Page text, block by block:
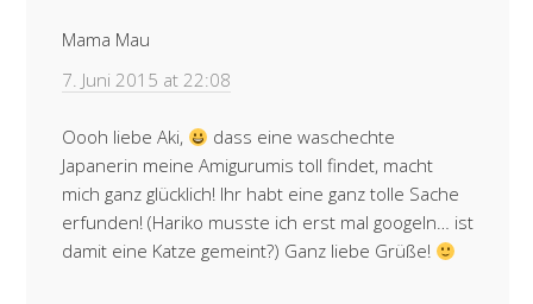
Mama Mau
7. Juni 2015 at 22:08
Oooh liebe Aki,
dass eine waschechte
Japanerin meine Amigurumis toll findet, macht
mich ganz glücklich! Ihr habt eine ganz tolle Sache
erfunden! (Hariko musste ich erst mal googeln… ist
damit eine Katze gemeint?) Ganz liebe Grüße!